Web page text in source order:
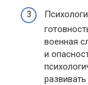
военная
и